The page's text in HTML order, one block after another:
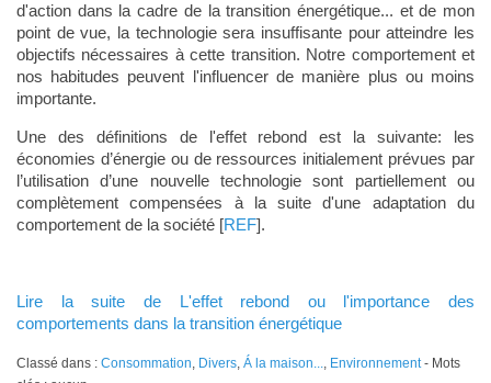
d'action dans la cadre de la transition énergétique... et de mon
point de vue, la technologie sera insuffisante pour atteindre les
objectifs nécessaires à cette transition. Notre comportement et
nos habitudes peuvent l'influencer de manière plus ou moins
importante.
Une des définitions de l'effet rebond est la suivante: les
économies d’énergie ou de ressources initialement prévues par
l’utilisation d’une nouvelle technologie sont partiellement ou
complètement compensées à la suite d'une adaptation du
comportement de la société [REF].
Lire la suite de L'effet rebond ou l'importance des
comportements dans la transition énergétique
Classé dans : Consommation, Divers, Á la maison..., Environnement- Mots